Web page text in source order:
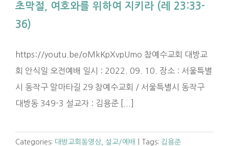
초막절, 여호와를 위하여 지키라 (레 23:33-
36)
https://youtu.be/oMkKpXvpUmo 참예수교회 대방교
회 안식일 오전예배 일시 : 2022. 09. 10. 장소 : 서울특별
시 동작구 알마타길 29 참예수교회 / 서울특별시 동작구
대방동 349-3 설교자 : 김용준 [...]
Categories: 대방교회동영상 설교/예배 Tags: 김용준